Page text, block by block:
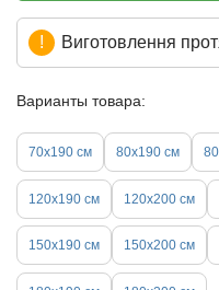
Виготовлення
Варианты товара:
70х190 см 80х190 см
120х190 см 120х200 см
150х190 см 150x200 см